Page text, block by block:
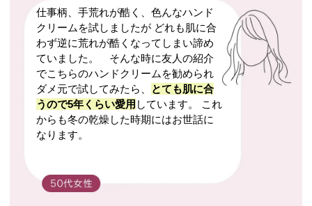
仕事柄、手荒れが酷く、色んなハンド
クリームを試しましたが どれも肌に合
わず逆に荒れが酷くなってしまい諦め
ていました。 そんな時に友人の紹介
でこちらのハンドクリームを勧められ
ダメ元で試してみたら、
とても肌に合
うので5年くらい愛用 しています。 これ
からも冬の乾燥した時期にはお世話に
なります。